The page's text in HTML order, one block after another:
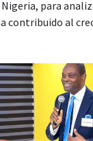
Nigeria, para
contribuido al